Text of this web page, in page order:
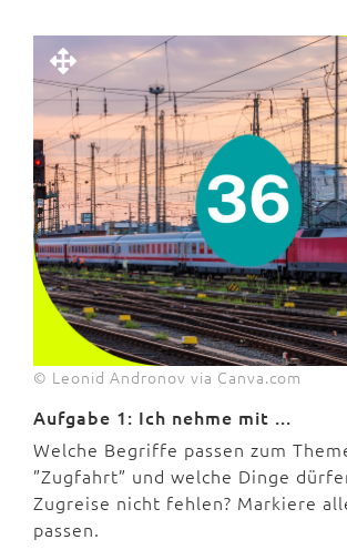
© Leonid Andronov via Canva.com
Aufgabe 1: Ich nehme mit ...
Welche Begriffe passen zum
”Zugfahrt” und welche Dinge
Zugreise nicht fehlen? Markiere
passen.